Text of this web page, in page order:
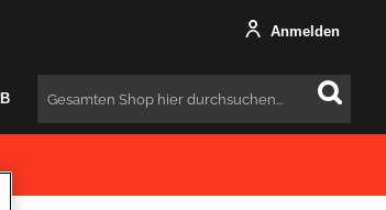
Anmelden
Suchen